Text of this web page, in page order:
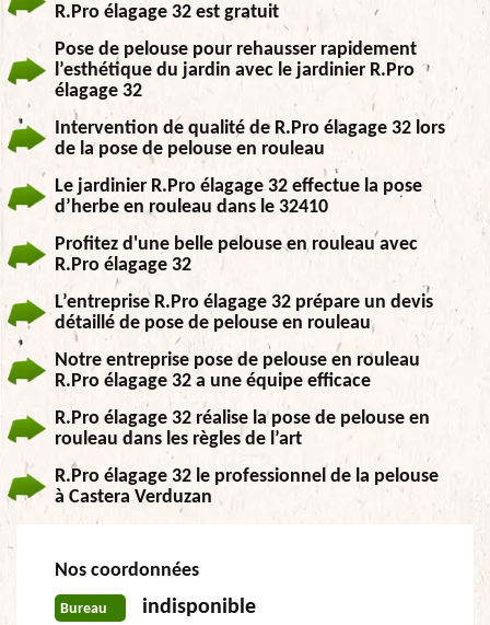
R.Pro élagage 32 est gratuit
Pose de pelouse pour rehausser rapidement
l’esthétique du jardin avec le jardinier R.Pro
élagage 32
Intervention de qualité de R.Pro élagage 32 lors
de la pose de pelouse en rouleau
Le jardinier R.Pro élagage 32 effectue la pose
d’herbe en rouleau dans le 32410
Profitez d'une belle pelouse en rouleau avec
R.Pro élagage 32
L’entreprise R.Pro élagage 32 prépare un devis
détaillé de pose de pelouse en rouleau
Notre entreprise pose de pelouse en rouleau
R.Pro élagage 32 a une équipe efficace
R.Pro élagage 32 réalise la pose de pelouse en
rouleau dans les règles de l’art
R.Pro élagage 32 le professionnel de la pelouse
à Castera Verduzan
Nos coordonnées
Bureau indisponible